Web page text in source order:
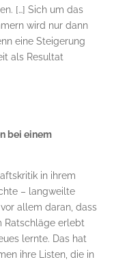
[…] Sich um das
wird nur dann
eine Steigerung
als Resultat
bei einem
in ihrem
– langweilte
allem daran, dass
Ratschläge erlebt
lernte. Das hat
ihre Listen, die in